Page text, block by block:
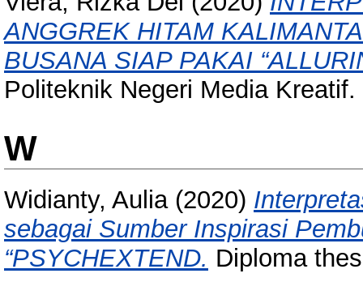
ANGGREK HITAM
BUSANA SIAP PAKAI
Politeknik Negeri Media Kreatif.
W
Widianty, Aulia(2020)
sebagai Sumber Inspirasi
“PSYCHEXTEND. Diploma